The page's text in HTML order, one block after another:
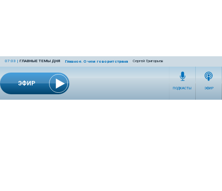
ЭФИР
07:03 | ГЛАВНЫЕ ТЕМЫ ДНЯ Главное. О чем говорит страна Сергей Григорьев
ПОДКАСТЫ ЭФИР